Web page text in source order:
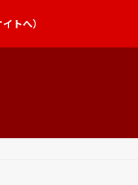
トへ）